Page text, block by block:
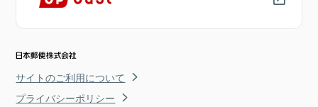
サイトのご利用について
プライバシーポリシー